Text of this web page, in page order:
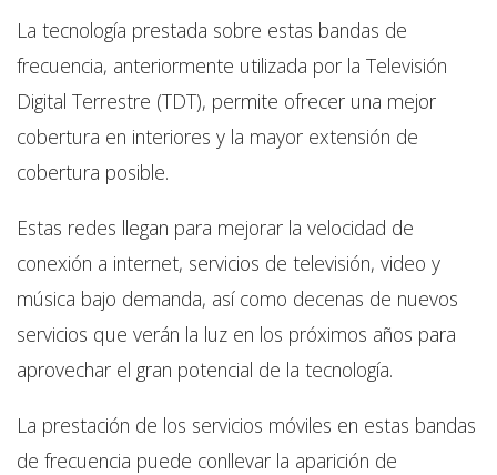
La tecnología prestada sobre estas bandas de
frecuencia, anteriormente utilizada por la Televisión
Digital Terrestre (TDT), permite ofrecer una mejor
cobertura en interiores y la mayor extensión de
cobertura posible.
Estas redes llegan para mejorar la velocidad de
conexión a internet, servicios de televisión, video y
música bajo demanda, así como decenas de nuevos
servicios que verán la luz en los próximos años para
aprovechar el gran potencial de la tecnología.
La prestación de los servicios móviles en estas bandas
de frecuencia puede conllevar la aparición de